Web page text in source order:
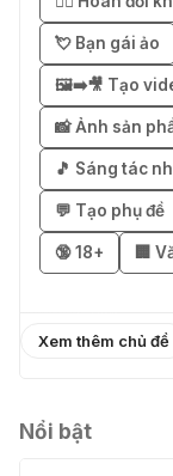
03
🎁
02
֎
💘 Bạn gái ảo
🖼️➡️🎥 Tạo
📸 Ảnh sản
🎵 Sáng tác
💬 Tạo phụ đề
🔞 18+ 🏢
Xem thêm chủ đề
Nổi bật